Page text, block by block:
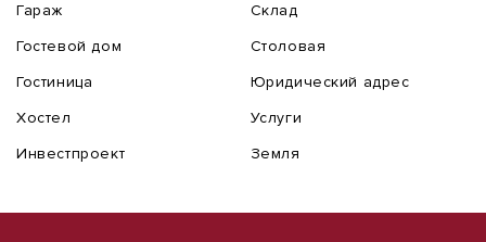
Гараж
Гостевой дом
Гостиница
Хостел
Инвестпроект
Склад
Столовая
Юридический адрес
Услуги
Земля